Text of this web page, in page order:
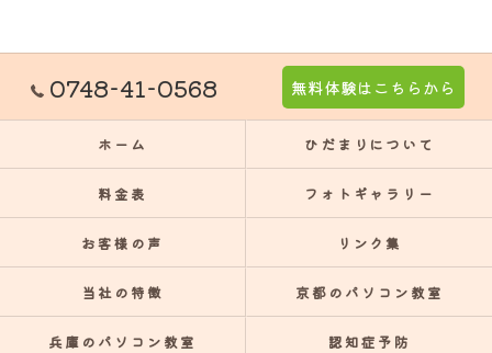
0748-41-0568 無料体験はこちらから
ホーム ひだまりについて
料金表 フォトギャラリー
お客様の声 リンク集
当社の特徴 京都のパソコン教室
兵庫のパソコン教室 認知症予防